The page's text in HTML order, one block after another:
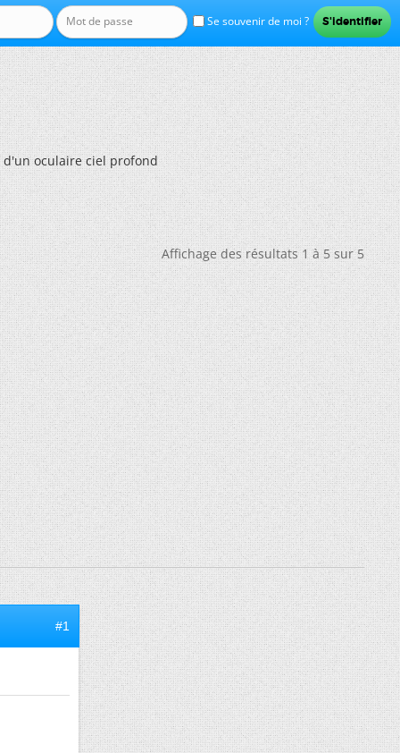
Se souvenir de moi ?
d'un oculaire ciel profond
Affichage des résultats 1 à 5 sur 5
#1